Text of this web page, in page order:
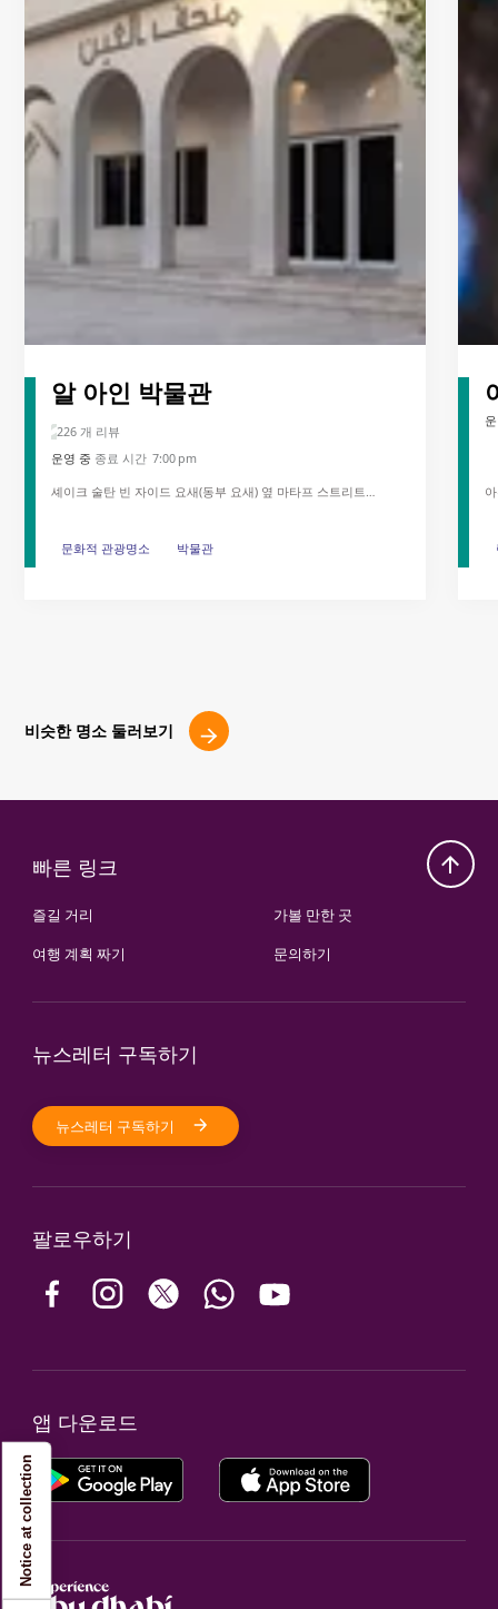
알 아인 박물관
226 개 리뷰
운영 중종료 시간 7:00 pm
셰이크 술탄 빈 자이드 요새(동부 요새) 옆 마타프 스트리트
문화적 관광명소 박물관
문화적 관광명소 박물관
비슷한 명소 둘러보기
빠른 링크
즐길 거리
여행 계획 짜기
가볼 만한 곳
문의하기
뉴스레터 구독하기
뉴스레터 구독하기
팔로우하기
앱 다운로드
Notice at collection